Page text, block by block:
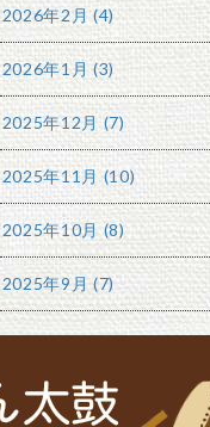
2026年2月 (4)
2026年1月 (3)
2025年12月 (7)
2025年11月 (10)
2025年10月 (8)
2025年9月 (7)